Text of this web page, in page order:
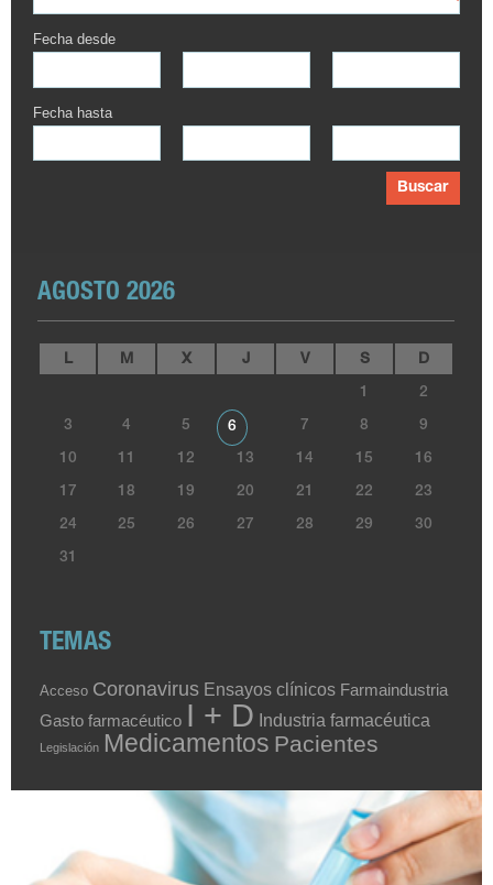
Fecha desde
Fecha hasta
Buscar
AGOSTO 2026
L M X J V S D
1 2
3 4 5 6 7 8 9
10 11 12 13 14 15 16
17 18 19 20 21 22 23
24 25 26 27 28 29 30
31
TEMAS
Acceso Coronavirus Ensayos clínicos Farmaindustria
Gasto farmacéutico I + D Industria farmacéutica
Legislación Medicamentos Pacientes